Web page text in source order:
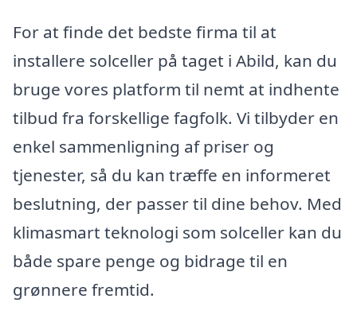
For at finde det bedste firma til at
installere solceller på taget i Abild, kan du
bruge vores platform til nemt at indhente
tilbud fra forskellige fagfolk. Vi tilbyder en
enkel sammenligning af priser og
tjenester, så du kan træffe en informeret
beslutning, der passer til dine behov. Med
klimasmart teknologi som solceller kan du
både spare penge og bidrage til en
grønnere fremtid.